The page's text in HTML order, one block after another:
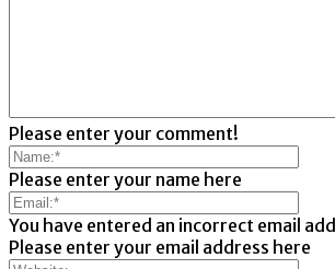
Please enter your comment!
Please enter your name here
You have entered an incorrect email
Please enter your email address here